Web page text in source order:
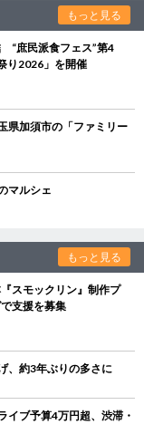
もっと見る
“庶民派食フェス”第4
り2026」を開催
県加須市の「ファミリー
マルシェ
もっと見る
スモックリン』制作プ
支援を募集
、約3年ぶりの多さに
ブ予算4万円超、渋滞・